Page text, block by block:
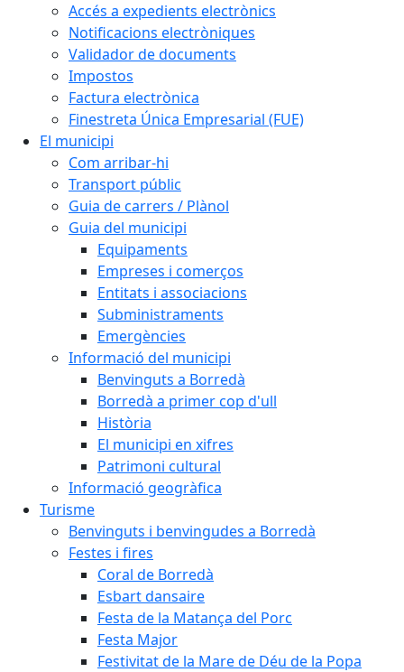
Accés a expedients electrònics
Notificacions electròniques
Validador de documents
Impostos
Factura electrònica
Finestreta Única Empresarial (FUE)
El municipi
Com arribar-hi
Transport públic
Guia de carrers / Plànol
Guia del municipi
Equipaments
Empreses i comerços
Entitats i associacions
Subministraments
Emergències
Informació del municipi
Benvinguts a Borredà
Borredà a primer cop d'ull
Història
El municipi en xifres
Patrimoni cultural
Informació geogràfica
Turisme
Benvinguts i benvingudes a Borredà
Festes i fires
Coral de Borredà
Esbart dansaire
Festa de la Matança del Porc
Festa Major
Festivitat de la Mare de Déu de la Popa